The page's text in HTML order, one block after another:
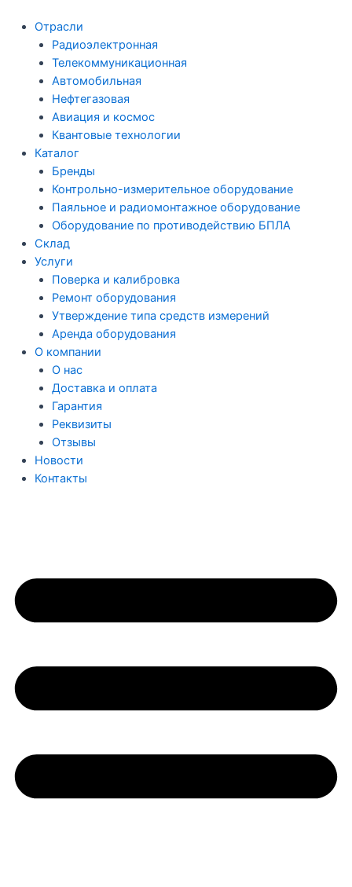
Отрасли
Радиоэлектронная
Телекоммуникационная
Автомобильная
Нефтегазовая
Авиация и космос
Квантовые технологии
Каталог
Бренды
Контрольно-измерительное оборудование
Паяльное и радиомонтажное оборудование
Оборудование по противодействию БПЛА
Склад
Услуги
Поверка и калибровка
Ремонт оборудования
Утверждение типа средств измерений
Аренда оборудования
О компании
О нас
Доставка и оплата
Гарантия
Реквизиты
Отзывы
Новости
Контакты